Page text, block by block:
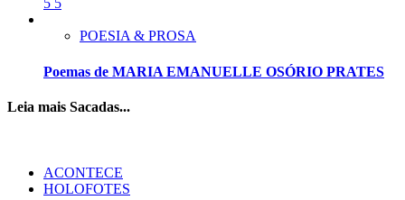
5 5
POESIA & PROSA
Poemas de MARIA EMANUELLE OSÓRIO PRATES
Leia mais Sacadas...
ACONTECE
HOLOFOTES